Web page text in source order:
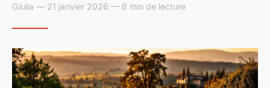
Giulia — 21 janvier 2026 — 6 min de lecture